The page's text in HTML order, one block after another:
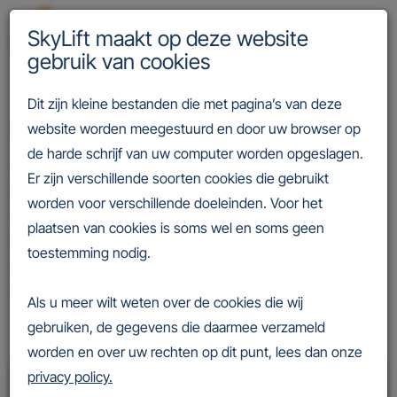
Projecten
SkyLift zorgt dat liften draaien. We helpen onze klanten met
onderhoud, reparaties en moderniseringen, altijd met oog
Benieuwd naar wat we al hebben gedaan? Bekijk
onderstaande referentieprojecten en ontdek hoe we
SkyLift maakt op deze website
gebruik van cookies
Dit zijn kleine bestanden die met pagina’s van deze
website worden meegestuurd en door uw browser op
de harde schrijf van uw computer worden opgeslagen.
Er zijn verschillende soorten cookies die gebruikt
worden voor verschillende doeleinden. Voor het
plaatsen van cookies is soms wel en soms geen
toestemming nodig.
Als u meer wilt weten over de cookies die wij
gebruiken, de gegevens die daarmee verzameld
worden en over uw rechten op dit punt, lees dan onze
privacy policy.